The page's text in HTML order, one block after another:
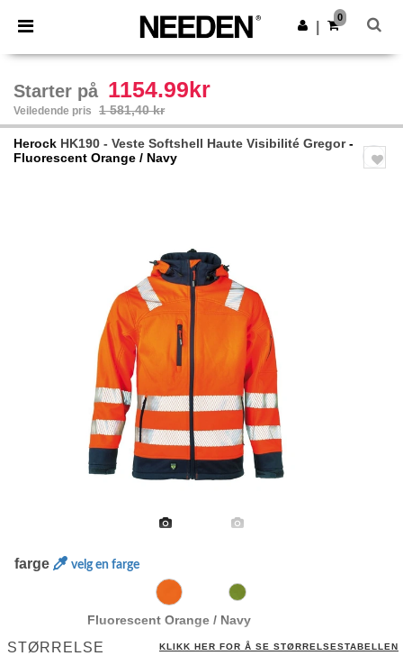
× Needen-app
Bedre priser i appen!
Last ned app
0
Starter på 1154.99kr
Veiledende pris 1 581,40 kr
Herock HK190 - Veste Softshell Haute Visibilité Gregor-
Fluorescent Orange / Navy
farge velg en farge
Fluorescent Orange / Navy
STØRRELSE KLIKK HER FOR Å SE STØRRELSESTABELLEN